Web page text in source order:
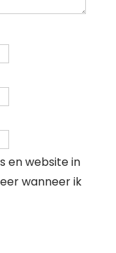
en website in
wanneer ik